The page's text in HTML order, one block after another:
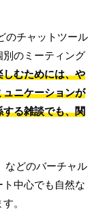
のチャットツール
別のミーティング
しむためには、や
ニケーションが
る雑談でも、関
などのバーチャル
中心でも自然な
。